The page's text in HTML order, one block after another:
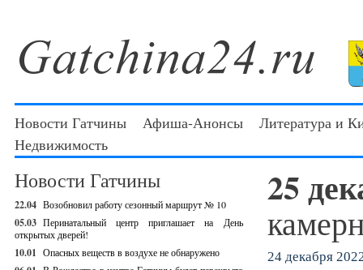
Новости Гатчины Афиша-Анонсы
Литература и
Недвижимость
Новости Гатчины
22.04 Возобновил работу сезонный маршрут № 10
05.03 Перинатальный центр приглашает на День
открытых дверей!
10.01 Опасных веществ в воздухе не обнаружено
25
24 декабря